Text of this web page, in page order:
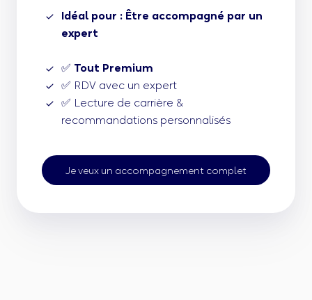
Idéal pour : Être accompagné par un
expert
✅ Tout Premium
✅ RDV avec un expert
✅ Lecture de carrière &
recommandations personnalisés
Je veux un accompagnement complet